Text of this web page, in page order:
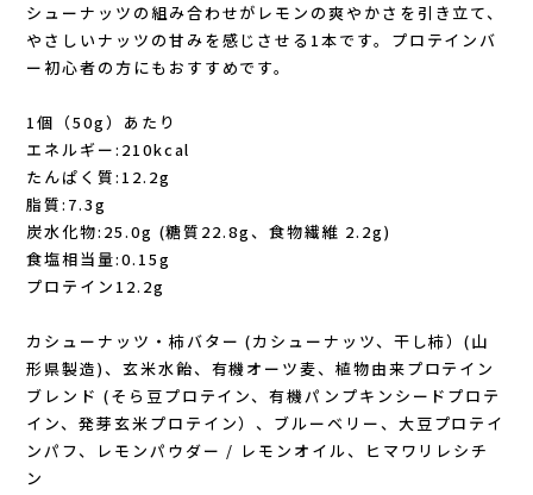
ナガノトマト
セット
HOKA(ホカ)
injinji(インジンジ)
INSTINCT(インスティンクト)
Joe Nimble(ジョー ニンブル)
Lithe Apparel（ライテ アパレル）
LUNA SANDALS(ルナサンダル)
シューナッツの組み合わせがレモンの爽やかさを引き立て、
やさしいナッツの甘みを感じさせる1本です。プロテインバ
ー初心者の方にもおすすめです。
1個（50g）あたり
エネルギー:210kcal
たんぱく質:12.2g
脂質:7.3g
炭水化物:25.0g (糖質22.8g、食物繊維 2.2g)
食塩相当量:0.15g
プロテイン12.2g
カシューナッツ・柿バター (カシューナッツ、干し柿）(山
形県製造)、玄米水飴、有機オーツ麦、植物由来プロテイン
ブレンド (そら豆プロテイン、有機パンプキンシードプロテ
イン、発芽玄米プロテイン）、ブルーベリー、大豆プロテイ
ンパフ、レモンパウダー / レモンオイル、ヒマワリレシチ
ン